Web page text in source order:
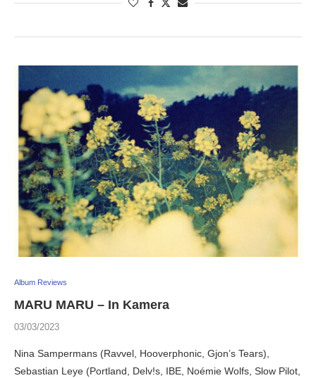
Album Reviews
MARU MARU – In Kamera
03/03/2023
Nina Sampermans (Ravvel, Hooverphonic, Gjon’s Tears),
Sebastian Leye (Portland, Delv!s, IBE, Noémie Wolfs, Slow Pilot,